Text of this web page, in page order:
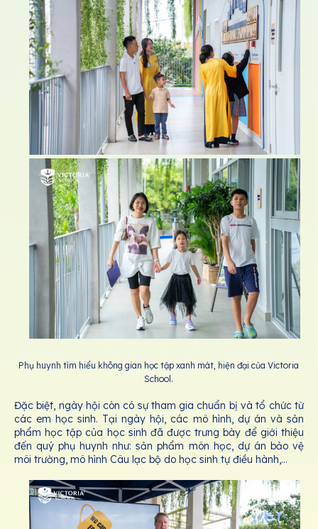
Phụ huynh tìm hiểu không gian học tập xanh mát, hiện đại của Victoria
School.
Đặc biệt, ngày hội còn có sự tham gia chuẩn bị và tổ chức từ
các em học sinh. Tại ngày hội, các mô hình, dự án và sản
phẩm học tập của học sinh đã được trưng bày để giới thiệu
đến quý phụ huynh như: sản phẩm môn học, dự án bảo vệ
môi trường, mô hình Câu lạc bộ do học sinh tự điều hành,...